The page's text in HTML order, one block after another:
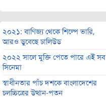
২০২১: বাণিজ্য থেকে শিল্পে ভারি,
আরও ডুবেছে ঢালিউড
২০২২ সালে মুক্তি পেতে পারে এই সব
সিনেমা
স্বাধীনতার পাঁচ দশকে বাংলাদেশের
চলচ্চিত্রের উত্থান-পতন